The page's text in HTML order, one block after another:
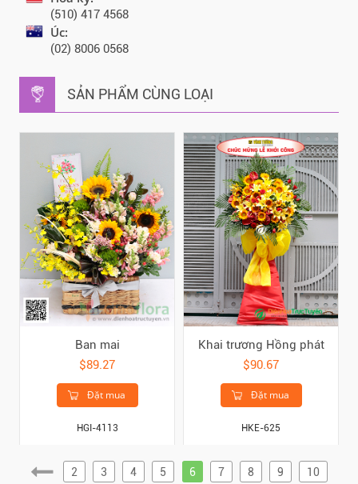
(510) 417 4568
Úc:
(02) 8006 0568
SẢN PHẨM CÙNG LOẠI
Ban mai
$89.27
Đặt mua
HGI-4113
Khai trương Hồng phát
$90.67
Đặt mua
HKE-625
2 3 4 5 6 7 8 9 10